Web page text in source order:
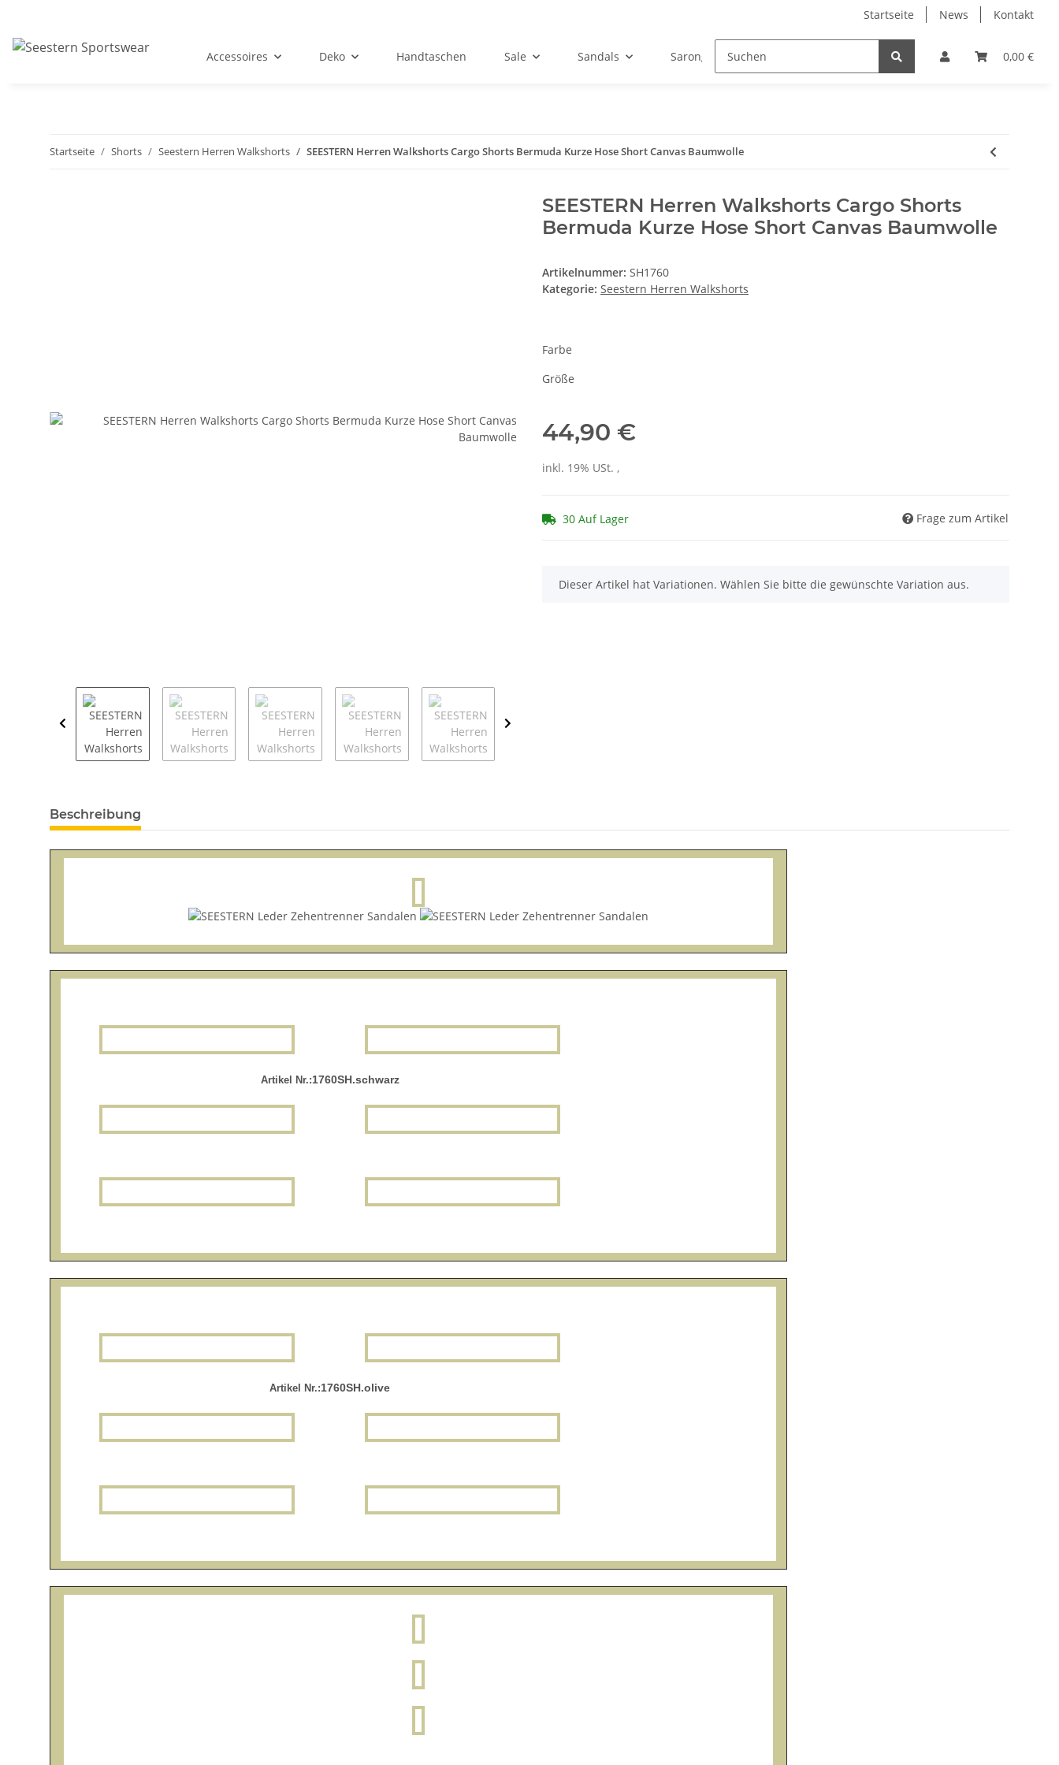
Startseite News Kontakt
0,00 €
Accessoires Deko Handtaschen Sale Sandals Sarongs/Kleider/etc. Shorts Surf
Startseite Shorts Seestern Herren Walkshorts SEESTERN Herren Walkshorts Cargo Shorts Bermuda Kurze Hose Short Canvas Baumwolle
SEESTERN Herren Walkshorts Cargo Shorts
Bermuda Kurze Hose Short Canvas Baumwolle
Artikelnummer: SH1760
Kategorie: Seestern Herren Walkshorts
Farbe
Größe
44,90 €
inkl. 19% USt. ,
30 Auf Lager Frage zum Artikel
x
Dieser Artikel hat Variationen. Wählen Sie bitte die gewünschte Variation aus.
Beschreibung
Artikel Nr.:1760SH.schwarz
Artikel Nr.:1760SH.olive